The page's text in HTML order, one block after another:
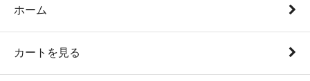
ホーム
カートを見る